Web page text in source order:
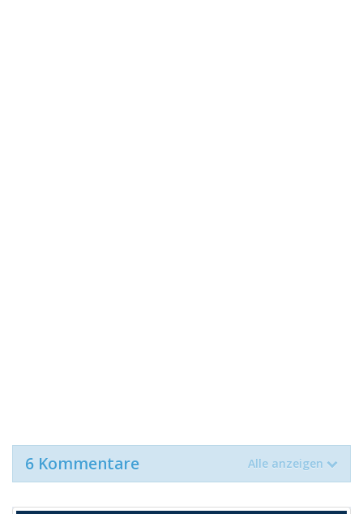
6 Kommentare Alle anzeigen